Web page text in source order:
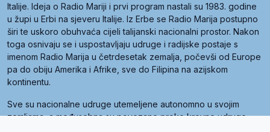
Italije. Ideja o Radio Mariji i prvi program nastali su 1983. godine
u župi u Erbi na sjeveru Italije. Iz Erbe se Radio Marija postupno
širi te uskoro obuhvaća cijeli talijanski nacionalni prostor. Nakon
toga osnivaju se i uspostavljaju udruge i radijske postaje s
imenom Radio Marija u četrdesetak zemalja, počevši od Europe
pa do obiju Amerika i Afrike, sve do Filipina na azijskom
kontinentu.
Sve su nacionalne udruge utemeljene autonomno u svojim
zemljama, a međusobna su povezane preko krovne udruge